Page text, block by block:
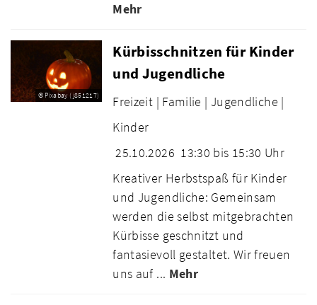
Mehr
© Pixabay (j851217)
Kürbisschnitzen für Kinder
und Jugendliche
Freizeit | Familie | Jugendliche |
Kinder
25.10.2026 13:30 bis 15:30 Uhr
Kreativer Herbstspaß für Kinder
und Jugendliche: Gemeinsam
werden die selbst mitgebrachten
Kürbisse geschnitzt und
fantasievoll gestaltet. Wir freuen
uns auf ... Mehr